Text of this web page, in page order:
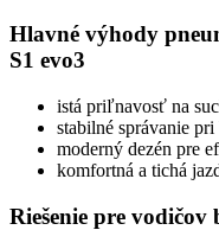
Hlavné výhody
S1 evo3
istá priľnavosť na
stabilné správanie
moderný dezén pre
komfortná a tichá
Riešenie pre vodičov